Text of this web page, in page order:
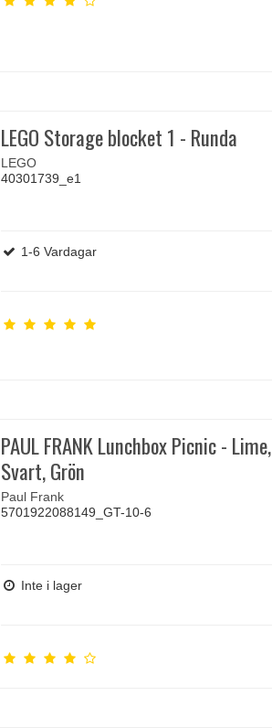
LEGO Storage blocket 1 - Runda
LEGO
40301739_e1
1-6 Vardagar
PAUL FRANK Lunchbox Picnic - Lime,
Svart, Grön
Paul Frank
5701922088149_GT-10-6
Inte i lager